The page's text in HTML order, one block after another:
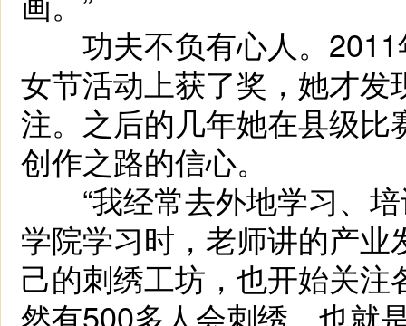
功夫不负有心人。2011
女节活动上获了奖，她才
注。之后的几年她在县级
创作之路的信心。
“我经常去外地学习、培
学院学习时，老师讲的产
己的刺绣工坊，也开始关
然有500多人会刺绣，也就